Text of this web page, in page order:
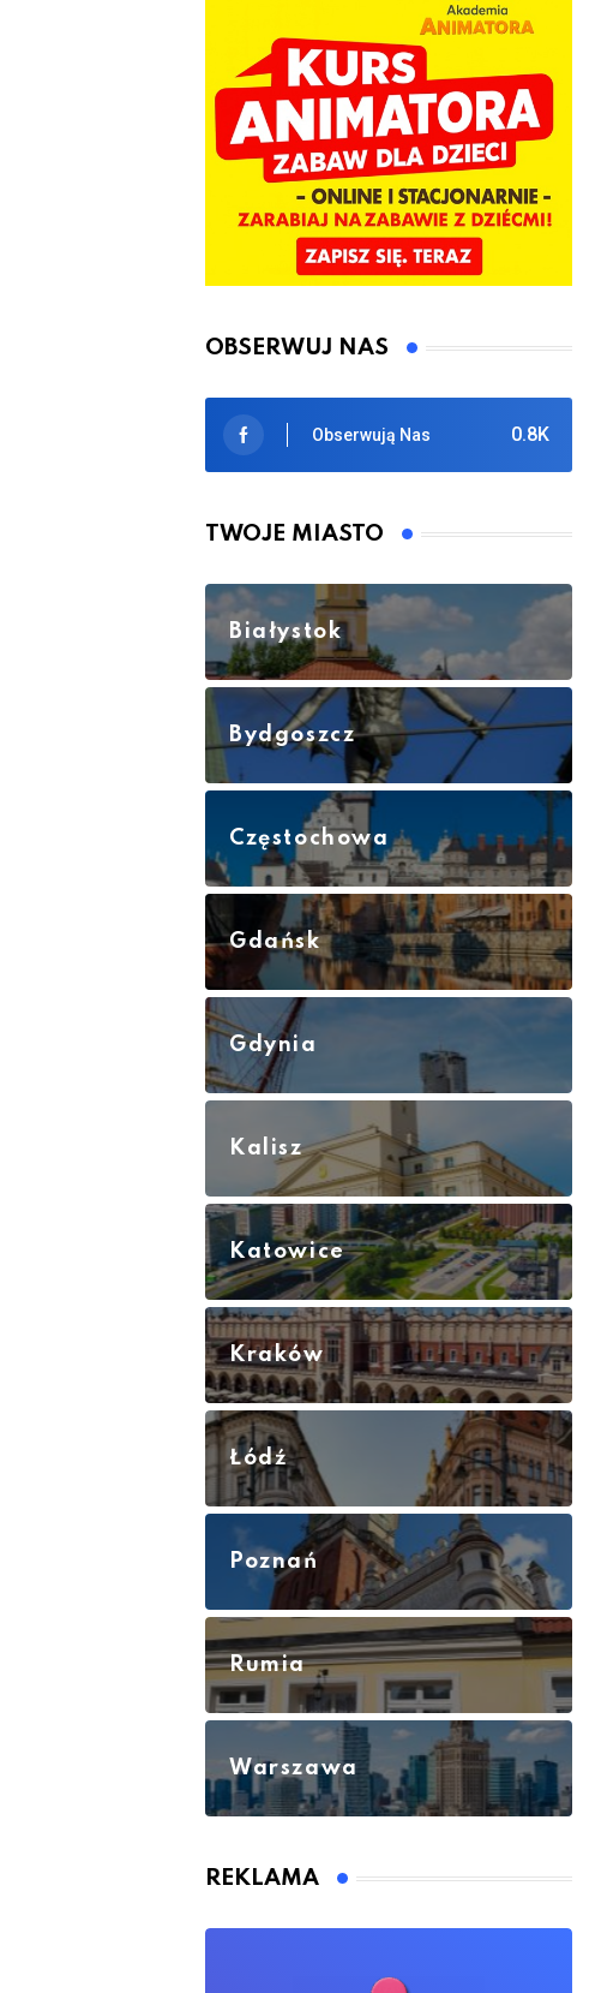
OBSERWUJ NAS
0.8K
Obserwują Nas
TWOJE MIASTO
Białystok
Bydgoszcz
Częstochowa
Gdańsk
Gdynia
Kalisz
Katowice
Kraków
Łódź
Poznań
Rumia
Warszawa
REKLAMA